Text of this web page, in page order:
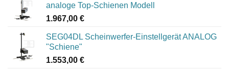
analoge Top-Schienen Modell
1.967,00 €
SEG04DL Scheinwerfer-Einstellgerät ANALOG
"Schiene"
1.553,00 €